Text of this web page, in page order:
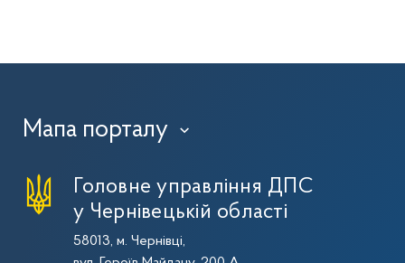
Мапа порталу ›
Головне управління ДПС
у Чернівецькій області
58013, м. Чернівці,